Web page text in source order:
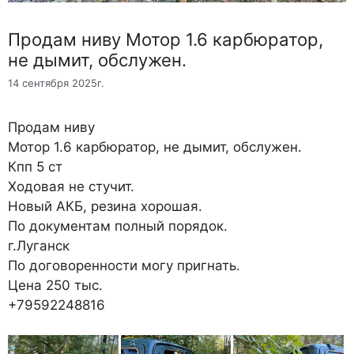
Продам ниву Мотор 1.6 карбюратор,
не дымит, обслужен.
14 сентября 2025г.
Продам ниву
Мотор 1.6 карбюратор, не дымит, обслужен.
Кпп 5 ст
Ходовая не стучит.
Новый АКБ, резина хорошая.
По документам полный порядок.
г.Луганск
По договоренности могу пригнать.
Цена 250 тыс.
+79592248816